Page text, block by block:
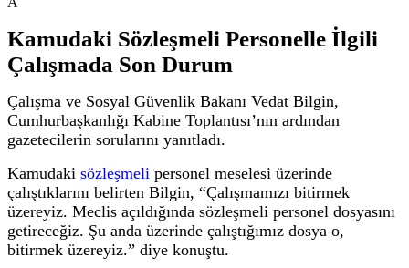
Kamudaki Sözleşmeli Personelle İlgili
Çalışmada Son Durum
Çalışma ve Sosyal Güvenlik Bakanı Vedat Bilgin,
Cumhurbaşkanlığı Kabine Toplantısı’nın ardından
gazetecilerin sorularını yanıtladı.
Kamudaki sözleşmeli personel meselesi üzerinde
çalıştıklarını belirten Bilgin, “Çalışmamızı bitirmek
üzereyiz. Meclis açıldığında sözleşmeli personel dosyasını
getireceğiz. Şu anda üzerinde çalıştığımız dosya o,
bitirmek üzereyiz.” diye konuştu.